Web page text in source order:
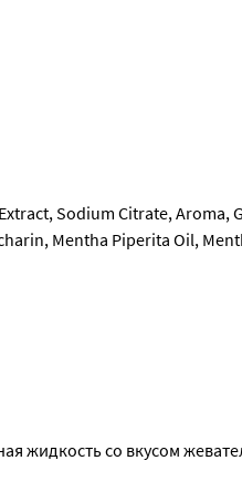
Sodium Citrate, Aroma,
Mentha Piperita Oil,
жидкость со вкусом